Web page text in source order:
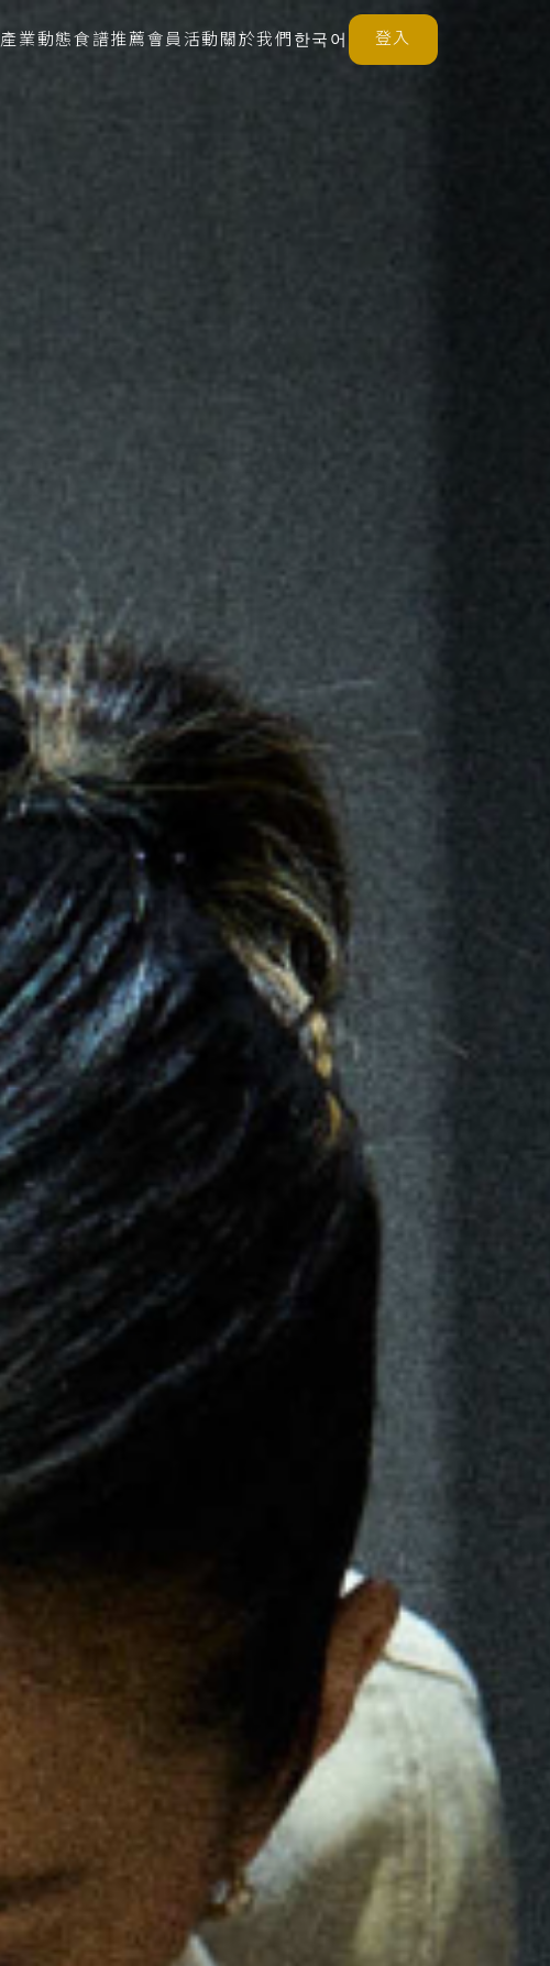
產業動態 食譜推薦 會員活動 關於我們 한국어 登入